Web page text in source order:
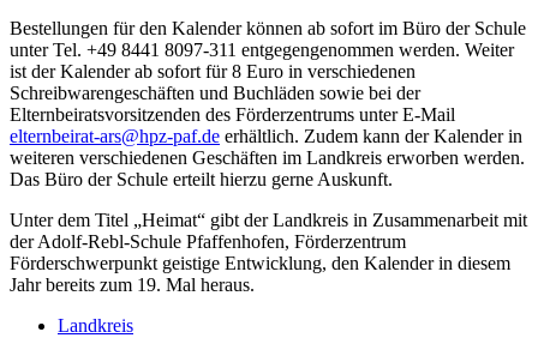
Bestellungen für den Kalender können ab sofort im Büro der Schule
unter Tel. +49 8441 8097-311 entgegengenommen werden. Weiter
ist der Kalender ab sofort für 8 Euro in verschiedenen
Schreibwarengeschäften und Buchläden sowie bei der
Elternbeiratsvorsitzenden des Förderzentrums unter E-Mail
elternbeirat-ars@hpz-paf.de erhältlich. Zudem kann der Kalender in
weiteren verschiedenen Geschäften im Landkreis erworben werden.
Das Büro der Schule erteilt hierzu gerne Auskunft.
Unter dem Titel „Heimat“ gibt der Landkreis in Zusammenarbeit mit
der Adolf-Rebl-Schule Pfaffenhofen, Förderzentrum
Förderschwerpunkt geistige Entwicklung, den Kalender in diesem
Jahr bereits zum 19. Mal heraus.
Landkreis